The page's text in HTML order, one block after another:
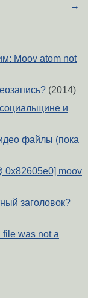
→
Moov atom not
(2014)
и
файлы (пока
0x82605e0] moov
заголовок?
file was not a